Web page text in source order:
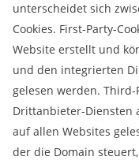
unterscheidet sich
Cookies. First-Party-
Website erstellt und
und den integrierten
gelesen werden. Third-
Drittanbieter-Diensten
auf allen Websites
der die Domain